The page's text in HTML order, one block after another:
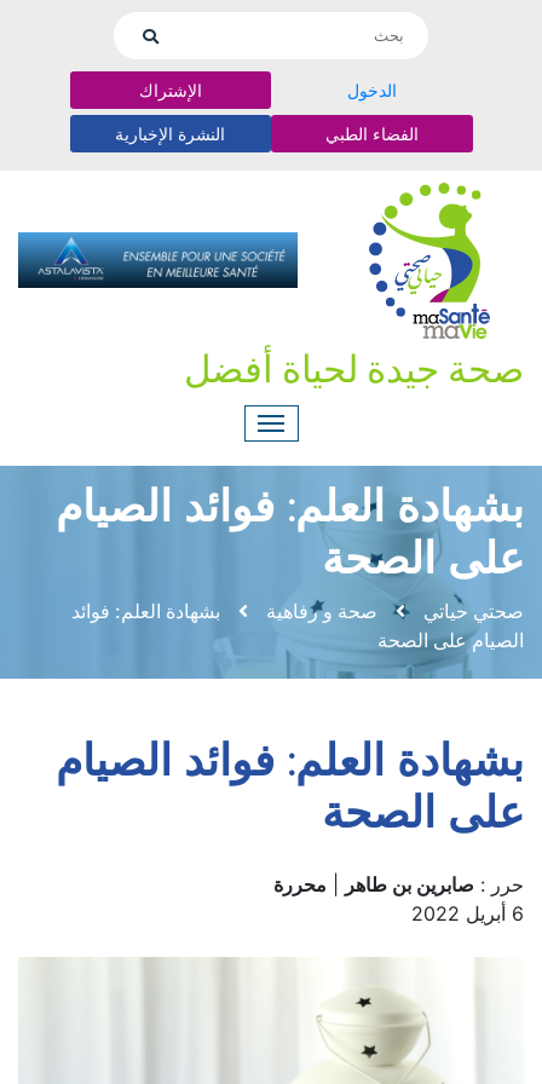
الدخول الإشتراك
الفضاء الطبي النشرة الإخبارية
صحة جيدة لحياة أفضل
بشهادة العلم: فوائد الصيام
على الصحة
صحتي حياتي صحة و رفاهية
بشهادة العلم: فوائد
الصيام على الصحة
بشهادة العلم: فوائد الصيام
على الصحة
حرر : صابرين بن طاهر
محررة
6 أبريل 2022